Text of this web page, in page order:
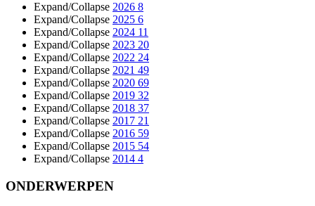
Expand/Collapse 2026 8
Expand/Collapse 2025 6
Expand/Collapse 2024 11
Expand/Collapse 2023 20
Expand/Collapse 2022 24
Expand/Collapse 2021 49
Expand/Collapse 2020 69
Expand/Collapse 2019 32
Expand/Collapse 2018 37
Expand/Collapse 2017 21
Expand/Collapse 2016 59
Expand/Collapse 2015 54
Expand/Collapse 2014 4
ONDERWERPEN